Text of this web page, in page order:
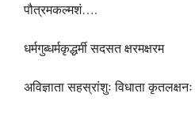
पौत्रमकल्मशं….
धर्मगुब्धर्मकृद्धर्मी सदसत क्षरमक्षरम
अविज्ञाता सहस्रांशुः विधाता कृतलक्षनः